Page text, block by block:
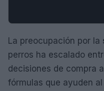
La preocupación por la
perros ha escalado
decisiones de compra
fórmulas que ayuden